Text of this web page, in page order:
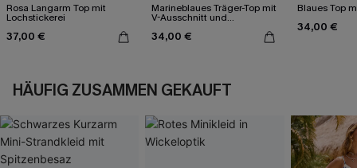
Rosa Langarm Top mit
Lochstickerei
37,00 €
Marineblaues Träger-Top mit
V-Ausschnitt und
34,00 €
Blaues Top
34,00 €
HÄUFIG ZUSAMMEN GEKAUFT